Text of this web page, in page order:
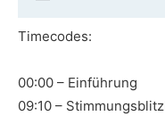
Timecodes:
00:00 – Einführung
09:10 –